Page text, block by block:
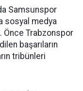
Samsunspor
sosyal medya
Önce Trabzonspor
başarıların
tribünleri